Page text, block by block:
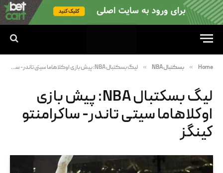
Home
» بسکتبال NBA » لیگ بسکتبال NBA: پیش بازی اوکلاهاما سیتی تاندر- ساکرامنتو کینگز
لیگ بسکتبال NBA: پیش بازی
اوکلاهاما سیتی تاندر- ساکرامنتو
کینگز